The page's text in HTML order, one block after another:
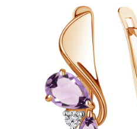
ГРАФИК ПЛАТЕЖЕЙ